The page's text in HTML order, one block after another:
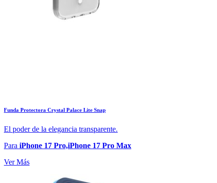
Funda Protectora Crystal Palace Lite Snap
El poder de la elegancia transparente.
Para iPhone 17 Pro,iPhone 17 Pro Max
Ver Más